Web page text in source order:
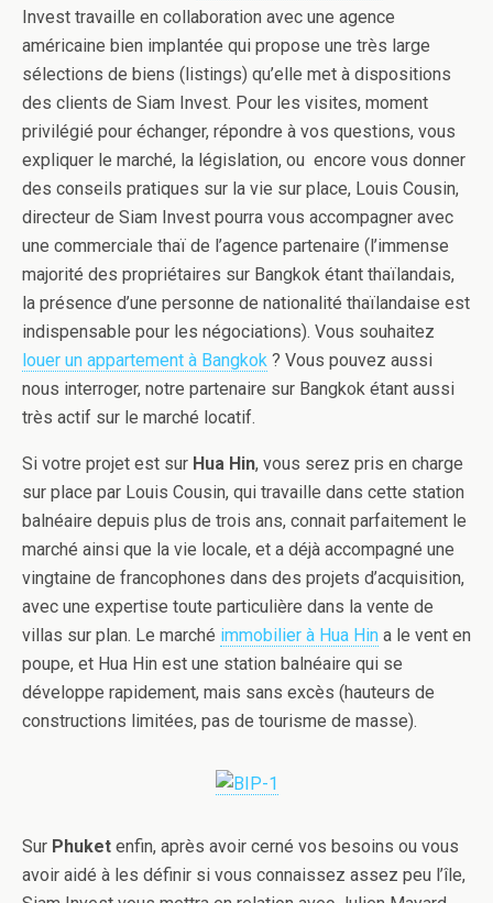
Invest travaille en collaboration avec une agence
américaine bien implantée qui propose une très large
sélections de biens (listings) qu’elle met à dispositions
des clients de Siam Invest. Pour les visites, moment
privilégié pour échanger, répondre à vos questions, vous
expliquer le marché, la législation, ou encore vous donner
des conseils pratiques sur la vie sur place, Louis Cousin,
directeur de Siam Invest pourra vous accompagner avec
une commerciale thaï de l’agence partenaire (l’immense
majorité des propriétaires sur Bangkok étant thaïlandais,
la présence d’une personne de nationalité thaïlandaise est
indispensable pour les négociations). Vous souhaitez
louer un appartement à Bangkok ? Vous pouvez aussi
nous interroger, notre partenaire sur Bangkok étant aussi
très actif sur le marché locatif.
Si votre projet est sur Hua Hin, vous serez pris en charge
sur place par Louis Cousin, qui travaille dans cette station
balnéaire depuis plus de trois ans, connait parfaitement le
marché ainsi que la vie locale, et a déjà accompagné une
vingtaine de francophones dans des projets d’acquisition,
avec une expertise toute particulière dans la vente de
villas sur plan. Le marché immobilier à Hua Hin a le vent en
poupe, et Hua Hin est une station balnéaire qui se
développe rapidement, mais sans excès (hauteurs de
constructions limitées, pas de tourisme de masse).
Sur Phuket enfin, après avoir cerné vos besoins ou vous
avoir aidé à les définir si vous connaissez assez peu l’île,